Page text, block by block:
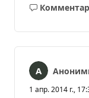
Без
1 апр. 2014 г.,